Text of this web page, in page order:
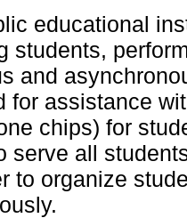
educational
students,
and
for assistance
chips) for
serve all
to organize